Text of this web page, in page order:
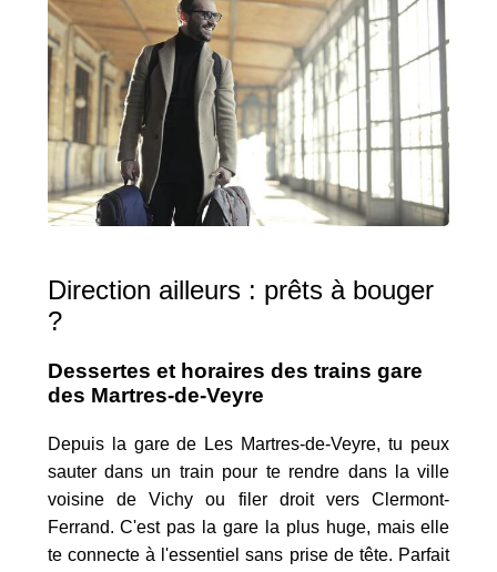
Direction ailleurs : prêts à bouger
?
Dessertes et horaires des trains gare
des Martres-de-Veyre
Depuis la gare de Les Martres-de-Veyre, tu peux
sauter dans un train pour te rendre dans la ville
voisine de Vichy ou filer droit vers Clermont-
Ferrand. C'est pas la gare la plus huge, mais elle
te connecte à l'essentiel sans prise de tête. Parfait